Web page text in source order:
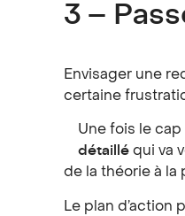
3 –
Envisager une
certaine
Une fois le cap
détaillé qui va
de la théorie à la
Le plan